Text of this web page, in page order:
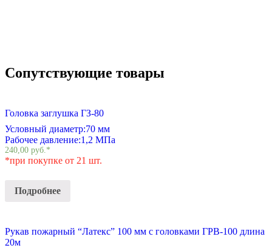
Сопутствующие товары
Головка заглушка ГЗ-80
Условный диаметр:70 мм
Рабочее давление:1,2 МПа
240,00 руб.*
*при покупке от 21 шт.
Подробнее
Рукав пожарный “Латекс” 100 мм с головками ГРВ-100 длина
20м